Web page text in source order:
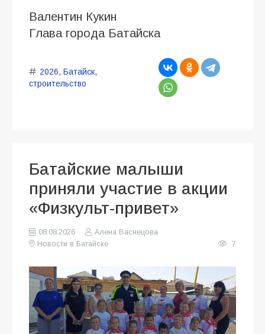
Валентин Кукин
Глава города Батайска
2026, Батайск,
строительство
Батайские малыши
приняли участие в акции
«Физкульт-привет»
08.08.2026
Алена Васнецова
Новости в Батайске
7